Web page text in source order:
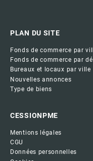
PLAN DU SITE
Fonds de commerce par
Fonds de commerce par
Bureaux et locaux par ville
Nouvelles annonces
Type de biens
CESSIONPME
Mentions légales
CGU
Données personnelles